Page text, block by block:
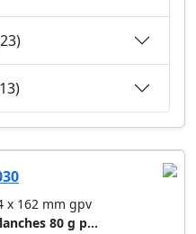
x 162 mm gpv
80 g p...